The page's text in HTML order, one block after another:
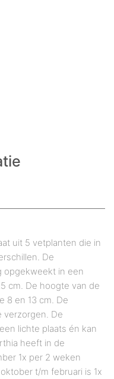
uit 5 vetplanten die in
De
opgekweekt in een
cm. De hoogte van de
8 en 13 cm. De
verzorgen. De
lichte plaats én kan
heeft in de
1x per 2 weken
t/m februari is 1x